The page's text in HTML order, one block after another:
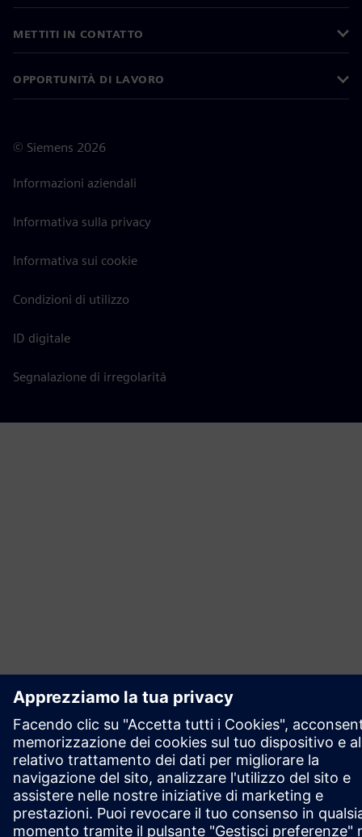
METTITI IN CONTATTO
OPPORTUNITÀ DI LAVORO
© Siemens 2026
Informazioni aziendali
Informativa sulla privacy
Informativa sui cookie
Condizioni di utilizzo
ID digitale
Segnalazione di irregolarità